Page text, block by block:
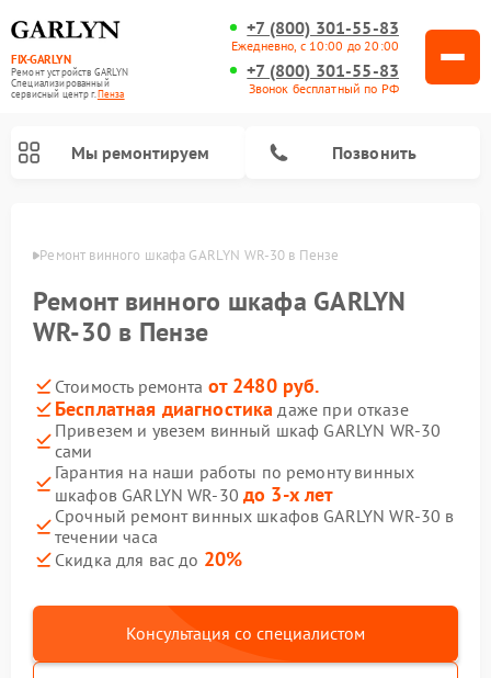
FIX-GARLYN
Ремонт устройств GARLYN
Специализированный
cервисный центр г.Пенза
+7 (800) 301-55-83
Ежедневно, с 10:00 до 20:00
+7 (800) 301-55-83
Звонок бесплатный по РФ
Мы ремонтируем Позвонить
Ремонт винного шкафа GARLYN WR-30 в Пензе
Ремонт винного шкафа GARLYN
WR-30 в Пензе
Стоимость ремонта от 2480 руб.
Бесплатная диагностика даже при отказе
Привезем и увезем винный шкаф GARLYN WR-30
сами
Гарантия на наши работы по ремонту винных
шкафов GARLYN WR-30 до 3-х лет
Срочный ремонт винных шкафов GARLYN WR-30 в
течении часа
Скидка для вас до 20%
Консультация со специалистом